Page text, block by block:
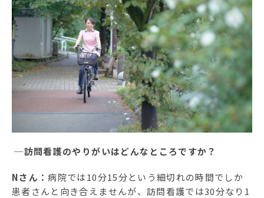
─訪問看護のやりがいはどんなところですか？
Nさん：病院では10分15分という細切れの時間でしか
患者さんと向き合えませんが、訪問看護では30分なり1